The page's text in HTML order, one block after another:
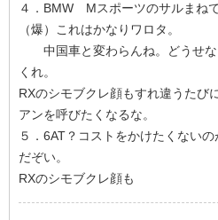
４．BMW Mスポーツのサルまね
（爆）これはかなりワロタ。
中国車と変わらんね。どうせな
くれ。
RXのシモブクレ顔もすれ違うたび
アンを呼びたくなるな。
５．6AT？コストをかけたくない
だぞい。
RXのシモブクレ顔も